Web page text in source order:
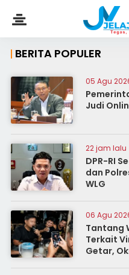
BERITA POPULER
05 Agu
Judi
22 jam lalu
DPR-RI
dan
WLG
06 Agu
Tantang
Terkait
Getar,